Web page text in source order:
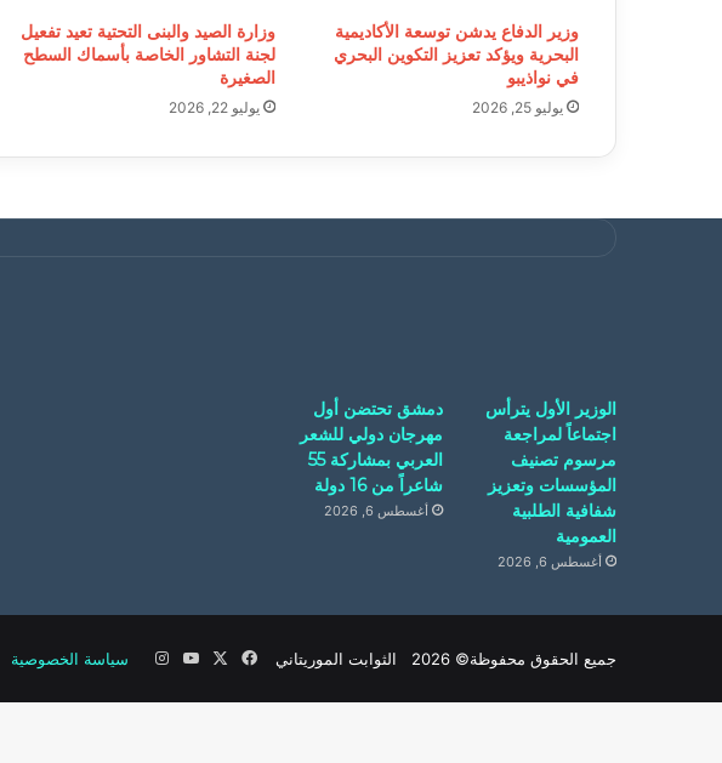
وزير الدفاع يدشن توسعة الأكاديمية
البحرية ويؤكد تعزيز التكوين البحري
في نواذيبو
يوليو 25, 2026
وزارة الصيد والبنى التحتية تعيد تفعيل
لجنة التشاور الخاصة بأسماك السطح
الصغيرة
يوليو 22, 2026
الوزير الأول يترأس
اجتماعاً لمراجعة
مرسوم تصنيف
المؤسسات وتعزيز
شفافية الطلبية
العمومية
أغسطس 6, 2026
دمشق تحتضن أول
مهرجان دولي للشعر
العربي بمشاركة 55
شاعراً من 16 دولة
أغسطس 6, 2026
جميع الحقوق محفوظة© 2026 الثوابت الموريتاني سياسة الخصوصية فيسبوك ‫YouTube
انستقرام